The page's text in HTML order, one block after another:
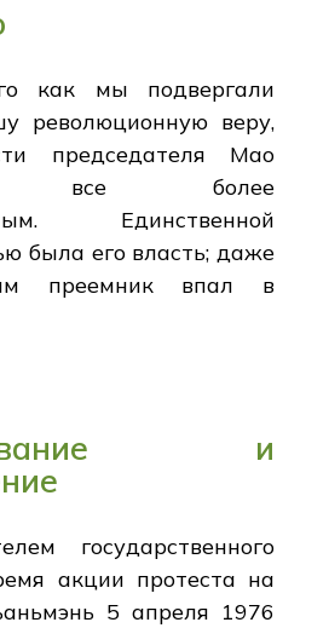
как мы подвергали
революционную веру,
председателя Мао
все более
Единственной
была его власть; даже
преемник впал в
и
государственного
акции протеста на
5 апреля 1976